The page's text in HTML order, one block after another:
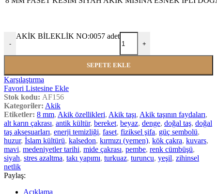
-
AKİK BİLEKLİK NO:0057 adet
+
SEPETE EKLE
Karşılaştırma
Favori Listesine Ekle
Stok kodu: AF156
Kategoriler: Akik
Etiketler: 8 mm, Akik özellikleri, Akik taşı, Akik taşının faydaları,
alt karın çakrası, antik kültür, bereket, beyaz, denge, doğal taş, doğal
taş aksesuarları, enerji temizliği, faset, fiziksel şifa, güç sembolü,
huzur, İslam kültürü, kalsedon, kırmızı (yemen), kök çakra, kuvars,
mavi, medeniyetler tarihi, mide çakrası, pembe, renk cümbüşü,
siyah, stres azaltma, takı yapımı, turkuaz, turuncu, yeşil, zihinsel
netlik
Paylaş:
Açıklama